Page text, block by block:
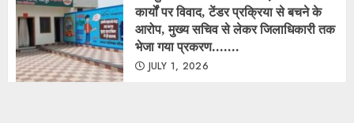
कार्यों पर विवाद, टेंडर प्रक्रिया से बचने के
आरोप, मुख्य सचिव से लेकर जिलाधिकारी तक
भेजा गया प्रकरण…….
JULY 1, 2026